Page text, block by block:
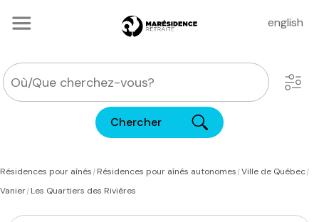
english
Chercher
Résidences pour aînés|Résidences pour aînés autonomes|Ville de Québec|
Vanier|Les Quartiers des Rivières